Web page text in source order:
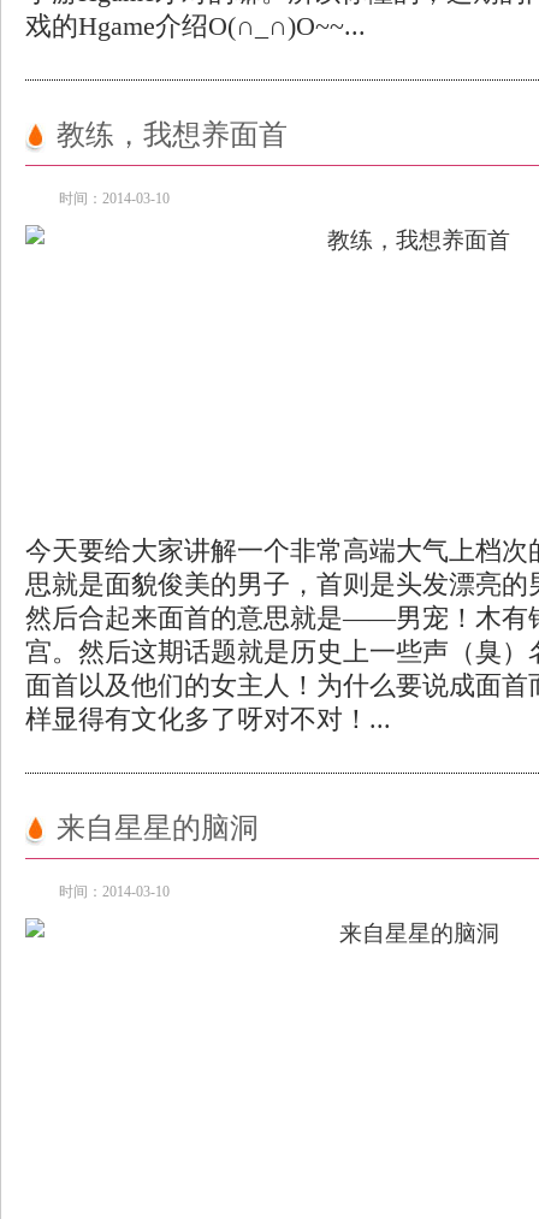
戏的Hgame介绍O(∩_∩)O~~...
教练，我想养面首
时间：2014-03-10
今天要给大家讲解一个非常高端大气上档
思就是面貌俊美的男子，首则是头发漂亮
然后合起来面首的意思就是——男宠！木有
宫。然后这期话题就是历史上一些声（臭
面首以及他们的女主人！为什么要说成面
样显得有文化多了呀对不对！...
来自星星的脑洞
时间：2014-03-10